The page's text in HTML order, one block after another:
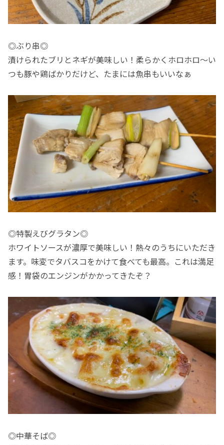
◎ぶり串◎
漬けられたブリとネギが美味しい！柔らかくホロホロ〜い
つも豚や鶏ばかりだけど、たまには魚串もいいなぁ
◎特製えびグラタン◎
ホワイトソースが濃厚で美味しい！熱々のうちにいただき
ます。味変でタバスコをかけて食べても最高。これは満足
感！胃袋のエンジンがかかってきたぞ？
◎中華そば◎